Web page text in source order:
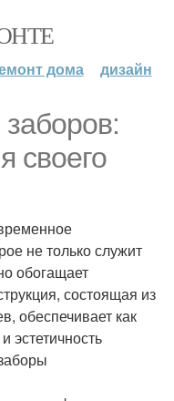
дома дизайн
своего
не только служит
обогащает
состоящая из
обеспечивает как
эстетичность